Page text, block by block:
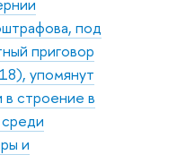
под
приговор
упомянут
в строение в
и